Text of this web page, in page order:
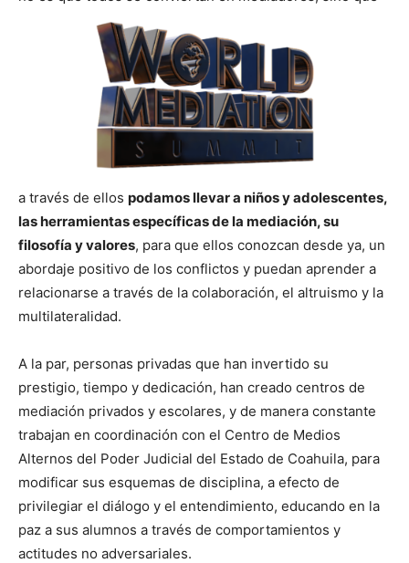
a través de ellos podamos llevar a niños y adolescentes,
las herramientas específicas de la mediación, su
filosofía y valores, para que ellos conozcan desde ya, un
abordaje positivo de los conflictos y puedan aprender a
relacionarse a través de la colaboración, el altruismo y la
multilateralidad.
A la par, personas privadas que han invertido su
prestigio, tiempo y dedicación, han creado centros de
mediación privados y escolares, y de manera constante
trabajan en coordinación con el Centro de Medios
Alternos del Poder Judicial del Estado de Coahuila, para
modificar sus esquemas de disciplina, a efecto de
privilegiar el diálogo y el entendimiento, educando en la
paz a sus alumnos a través de comportamientos y
actitudes no adversariales.